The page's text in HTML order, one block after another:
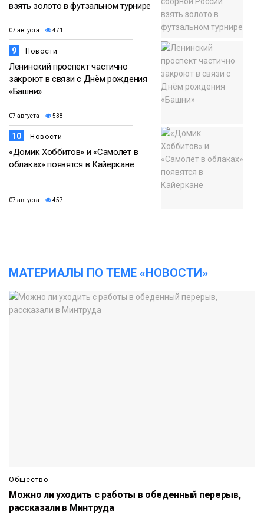
взять золото в футзальном турнире
07 августа 471
9 Новости
Ленинский проспект частично
закроют в связи с Днём рождения
«Башни»
07 августа 538
10 Новости
«Домик Хоббитов» и «Самолёт в
облаках» появятся в Кайеркане
07 августа 457
МАТЕРИАЛЫ ПО ТЕМЕ «НОВОСТИ»
Общество
Можно ли уходить с работы в обеденный перерыв,
рассказали в Минтруда